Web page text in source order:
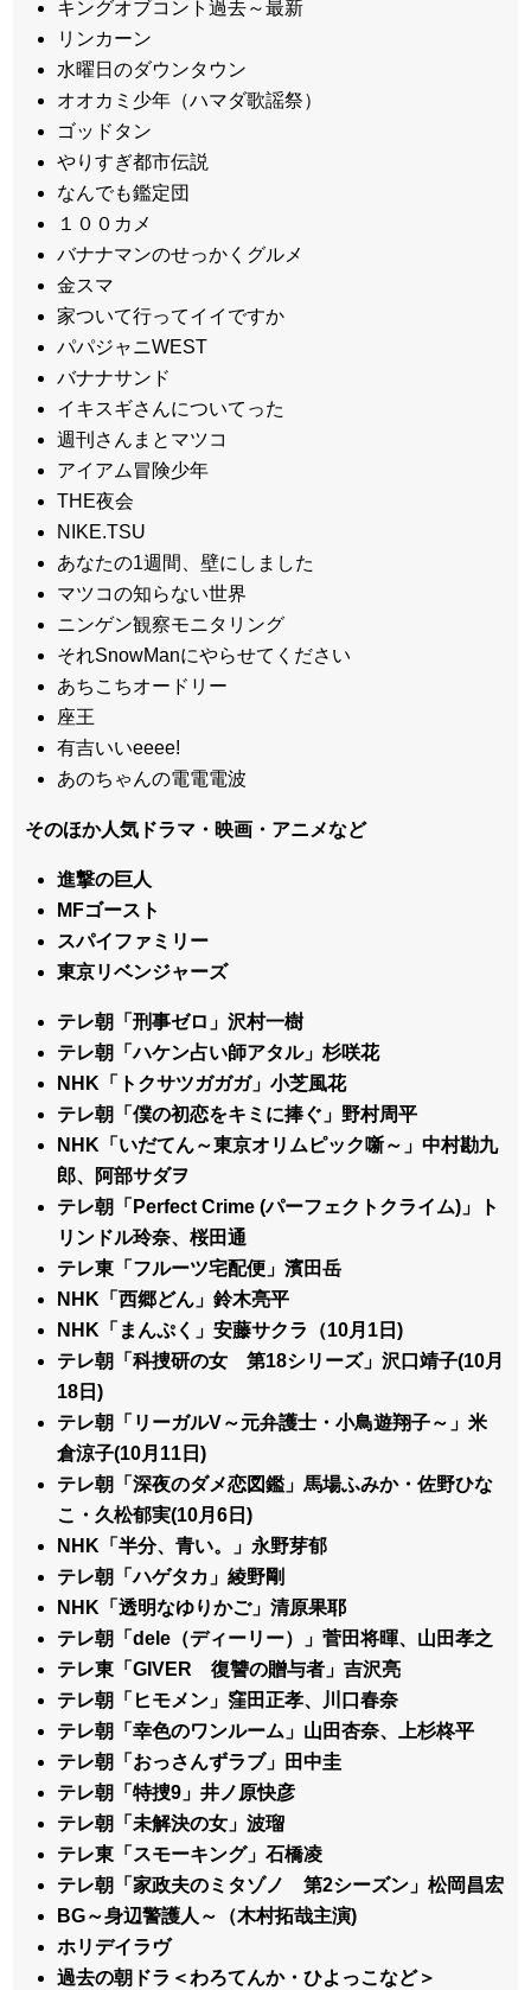
キングオブコント過去～最新
リンカーン
水曜日のダウンタウン
オオカミ少年（ハマダ歌謡祭）
ゴッドタン
やりすぎ都市伝説
なんでも鑑定団
１００カメ
バナナマンのせっかくグルメ
金スマ
家ついて行ってイイですか
パパジャニWEST
バナナサンド
イキスギさんについてった
週刊さんまとマツコ
アイアム冒険少年
THE夜会
NIKE.TSU
あなたの1週間、壁にしました
マツコの知らない世界
ニンゲン観察モニタリング
それSnowManにやらせてください
あちこちオードリー
座王
有吉いいeeee!
あのちゃんの電電電波
そのほか人気ドラマ・映画・アニメなど
進撃の巨人
MFゴースト
スパイファミリー
東京リベンジャーズ
テレ朝「刑事ゼロ」沢村一樹
テレ朝「ハケン占い師アタル」杉咲花
NHK「トクサツガガガ」小芝風花
テレ朝「僕の初恋をキミに捧ぐ」野村周平
NHK「いだてん～東京オリムピック噺～」中村勘九
郎、阿部サダヲ
テレ朝「Perfect Crime (パーフェクトクライム)」ト
リンドル玲奈、桜田通
テレ東「フルーツ宅配便」濱田岳
NHK「西郷どん」鈴木亮平
NHK「まんぷく」安藤サクラ（10月1日)
テレ朝「科捜研の女 第18シリーズ」沢口靖子(10月
18日)
テレ朝「リーガルV～元弁護士・小鳥遊翔子～」米
倉涼子(10月11日)
テレ朝「深夜のダメ恋図鑑」馬場ふみか・佐野ひな
こ・久松郁実(10月6日)
NHK「半分、青い。」永野芽郁
テレ朝「ハゲタカ」綾野剛
NHK「透明なゆりかご」清原果耶
テレ朝「dele（ディーリー）」菅田将暉、山田孝之
テレ東「GIVER 復讐の贈与者」吉沢亮
テレ朝「ヒモメン」窪田正孝、川口春奈
テレ朝「幸色のワンルーム」山田杏奈、上杉柊平
テレ朝「おっさんずラブ」田中圭
テレ朝「特捜9」井ノ原快彦
テレ朝「未解決の女」波瑠
テレ東「スモーキング」石橋凌
テレ朝「家政夫のミタゾノ 第2シーズン」松岡昌宏
BG～身辺警護人～（木村拓哉主演)
ホリデイラヴ
過去の朝ドラ＜わろてんか・ひよっこなど＞